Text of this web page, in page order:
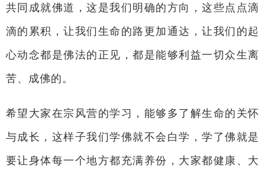
共同成就佛道，这是我们明确的方向，这些点点滴
滴的累积，让我们生命的路更加通达，让我们的起
心动念都是佛法的正见，都是能够利益一切众生离
苦、成佛的。
希望大家在宗风营的学习，能够多了解生命的关怀
与成长，这样子我们学佛就不会白学，学了佛就是
要让身体每一个地方都充满养份，大家都健康、大